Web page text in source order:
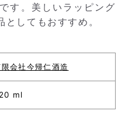
す。美しいラッピング
してもおすすめ。
会社今帰仁酒造
ml